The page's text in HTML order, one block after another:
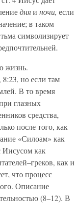
дняи ночи, если
в таком
символизирует
жизнь.
но если там
В то время
глазных
средства,
после того, как
«Силоам» как
Иисусом как
как и
что процесс
Описание
(8–12). В